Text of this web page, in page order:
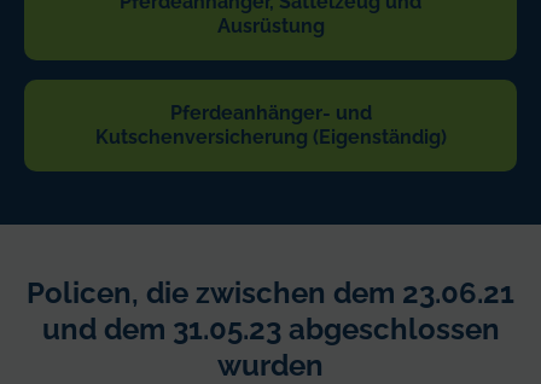
Ausrüstung
Pferdeanhänger- und
Kutschenversicherung (Eigenständig)
Policen, die zwischen dem 23.06.21
und dem 31.05.23 abgeschlossen
wurden